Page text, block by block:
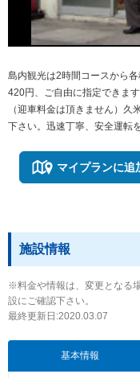
島内観光は2時間コースから
420円、ご自由に指定できま
（迎車料金は頂きません）
下さい。迅速丁寧、安全運転
マイプランに追
施設情報
※料金や情報は、変更となる
設にご確認下さい。
最終更新日:2020.03.07
基本情報